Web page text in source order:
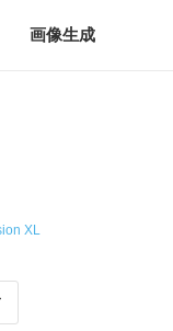
画像生成
XL